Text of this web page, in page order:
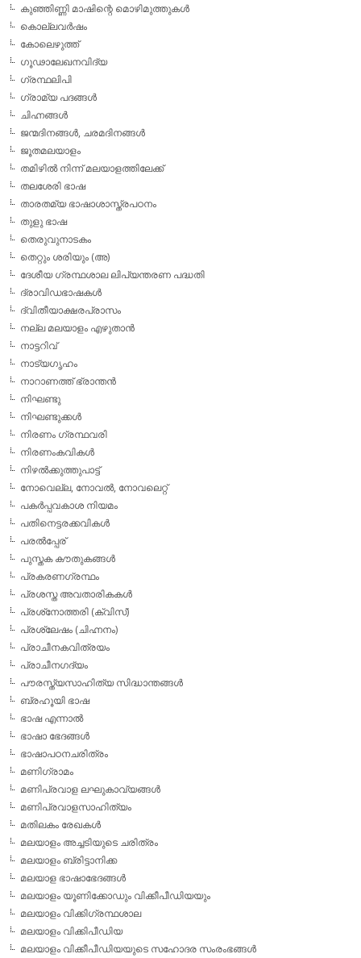
കുഞ്ഞിണ്ണി മാഷിന്റെ മൊഴിമുത്തുകള്‍
കൊല്ലവര്‍ഷം
കോലെഴുത്ത്
ഗൂഢാലേഖനവിദ്യ
ഗ്രന്ഥലിപി
ഗ്രാമ്യ പദങ്ങള്‍
ചിഹ്നങ്ങള്‍
ജന്മദിനങ്ങള്‍, ചരമദിനങ്ങള്‍
ജൂതമലയാളം
തമിഴില്‍ നിന്ന് മലയാളത്തിലേക്ക്
തലശേരി ഭാഷ
താരതമ്യ ഭാഷാശാസ്ത്രപഠനം
തുളു ഭാഷ
തെരുവുനാടകം
തെറ്റും ശരിയും (അ)
ദേശീയ ഗ്രന്ഥശാല ലിപ്യന്തരണ പദ്ധതി
ദ്രാവിഡഭാഷകള്‍
ദ്വിതീയാക്ഷരപ്രാസം
നല്ല മലയാളം എഴുതാന്‍
നാട്ടറിവ്
നാട്യഗൃഹം
നാറാണത്ത് ഭ്രാന്തന്‍
നിഘണ്ടു
നിഘണ്ടുക്കള്‍
നിരണം ഗ്രന്ഥവരി
നിരണംകവികള്‍
നിഴല്‍ക്കുത്തുപാട്ട്
നോവെല്ല, നോവല്‍, നോവലെറ്റ്
പകര്‍പ്പവകാശ നിയമം
പതിനെട്ടരക്കവികള്‍
പരല്‍പ്പേര്
പുസ്തക കൗതുകങ്ങള്‍
പ്രകരണഗ്രന്ഥം
പ്രശസ്ത അവതാരികകള്‍
പ്രശ്‌നോത്തരി (ക്വിസ്)
പ്രശ്ലേഷം (ചിഹ്നനം)
പ്രാചീനകവിത്രയം
പ്രാചീനഗദ്യം
പൗരസ്ത്യസാഹിത്യ സിദ്ധാന്തങ്ങള്‍
ബ്രഹൂയി ഭാഷ
ഭാഷ എന്നാല്‍
ഭാഷാ ഭേദങ്ങള്‍
ഭാഷാപഠനചരിത്രം
മണിഗ്രാമം
മണിപ്രവാള ലഘുകാവ്യങ്ങള്‍
മണിപ്രവാളസാഹിത്യം
മതിലകം രേഖകള്‍
മലയാളം അച്ചടിയുടെ ചരിത്രം
മലയാളം ബ്രിട്ടാനിക്ക
മലയാള ഭാഷാഭേദങ്ങള്‍
മലയാളം യൂണിക്കോഡും വിക്കീപീഡിയയും
മലയാളം വിക്കിഗ്രന്ഥശാല
മലയാളം വിക്കിപീഡിയ
മലയാളം വിക്കീപീഡിയയുടെ സഹോദര സംരംഭങ്ങള്‍